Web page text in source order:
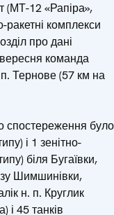
(МТ-12 «Рапіра»,
ракетні комплекси
про дані
команда
Тернове (57 км на
спостереження було
і 1 зенітно-
біля Бугаївки,
Шимшинівки,
н. п. Круглик
і 45 танків